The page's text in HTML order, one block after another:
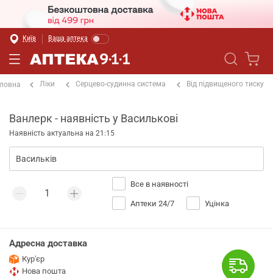
Київ Ваша аптека
Ліки Серцево-судинна система Від підвищеного тиску
Ванлерк - наявність у Василькові
Наявність актуальна на 21:15
Все в наявності
Аптеки 24/7 Уцінка
Адресна доставка
Кур'єр
Нова пошта